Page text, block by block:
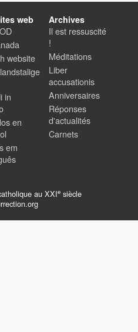
web
website
in
en
em
Archives
Il est ressuscité
!
Méditations
Liber
accusationis
Anniversaires
Réponses
d'actualités
Carnets
au XXIe siècle